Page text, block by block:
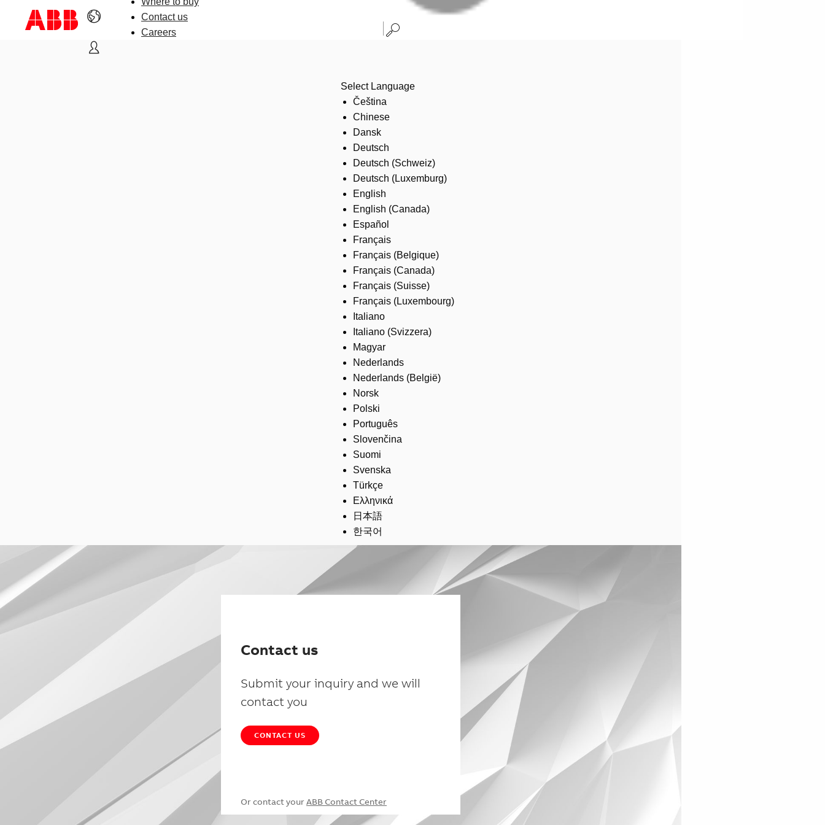
Contact us
Careers
Select Language
Čeština
Chinese
Dansk
Deutsch
Deutsch (Schweiz)
Deutsch (Luxemburg)
English
English (Canada)
Español
Français
Français (Belgique)
Français (Canada)
Français (Suisse)
Français (Luxembourg)
Italiano
Italiano (Svizzera)
Magyar
Nederlands
Nederlands (België)
Norsk
Polski
Português
Slovenčina
Suomi
Svenska
Türkçe
Ελληνικά
日本語
한국어
Contact us
Submit your inquiry and we will
contact you
CONTACT US
Or contact your ABB Contact Center